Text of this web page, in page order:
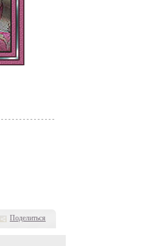
Поделиться